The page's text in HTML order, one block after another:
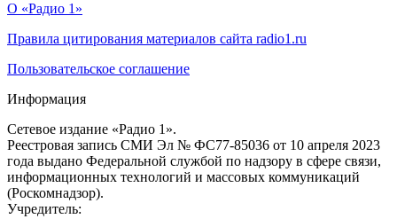
О «Радио 1»
Правила цитирования материалов сайта radio1.ru
Пользовательское соглашение
Информация
Сетевое издание «Радио 1».
Реестровая запись СМИ Эл № ФС77-85036 от 10 апреля 2023
года выдано Федеральной службой по надзору в сфере связи,
информационных технологий и массовых коммуникаций
(Роскомнадзор).
Учредитель: